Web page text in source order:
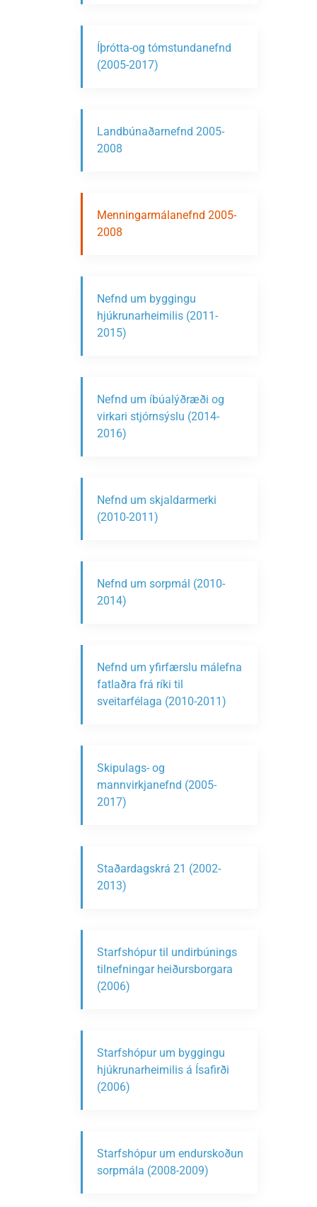
Íþrótta-og tómstundanefnd
(2005-2017)
Landbúnaðarnefnd 2005-
2008
Menningarmálanefnd 2005-
2008
Nefnd um byggingu
hjúkrunarheimilis (2011-
2015)
Nefnd um íbúalýðræði og
virkari stjórnsýslu (2014-
2016)
Nefnd um skjaldarmerki
(2010-2011)
Nefnd um sorpmál (2010-
2014)
Nefnd um yfirfærslu málefna
fatlaðra frá ríki til
sveitarfélaga (2010-2011)
Skipulags- og
mannvirkjanefnd (2005-
2017)
Staðardagskrá 21 (2002-
2013)
Starfshópur til undirbúnings
tilnefningar heiðursborgara
(2006)
Starfshópur um byggingu
hjúkrunarheimilis á Ísafirði
(2006)
Starfshópur um endurskoðun
sorpmála (2008-2009)